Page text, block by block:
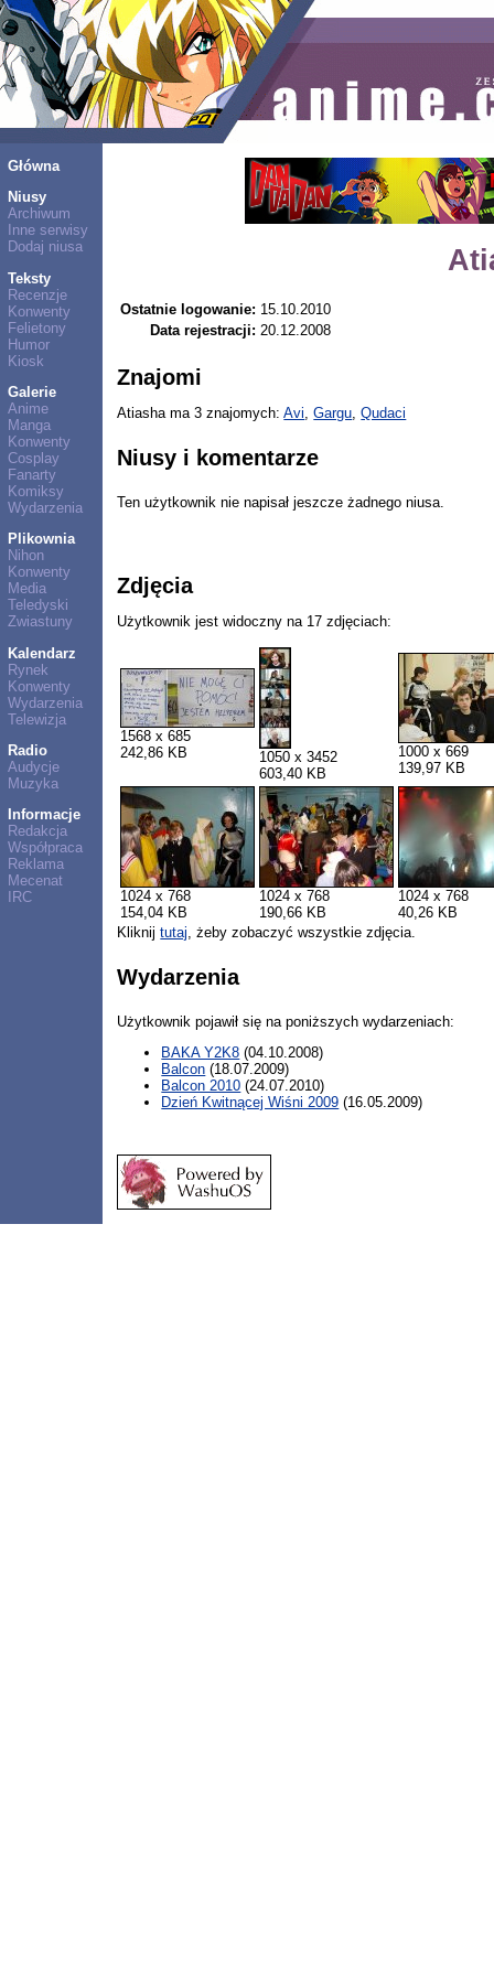
Główna
Niusy
Archiwum
Inne serwisy
Dodaj niusa
Teksty
Recenzje
Konwenty
Felietony
Humor
Kiosk
Galerie
Anime
Manga
Konwenty
Cosplay
Fanarty
Komiksy
Wydarzenia
Plikownia
Nihon
Konwenty
Media
Teledyski
Zwiastuny
Kalendarz
Rynek
Konwenty
Wydarzenia
Telewizja
Radio
Audycje
Muzyka
Informacje
Redakcja
Współpraca
Reklama
Mecenat
IRC
Ostatnie logowanie: 15.10.2010
Data rejestracji: 20.12.2008
Znajomi
Atiasha ma 3 znajomych:Avi,Gargu,Qudaci
Niusy i komentarze
Ten użytkownik nie napisał jeszcze żadnego niusa.
Zdjęcia
Użytkownik jest widoczny na 17 zdjęciach:
1568 x 685
242,86 KB
1050 x 3452
603,40 KB
1000 x 669
139,97 KB
1024 x 768
154,04 KB
1024 x 768
190,66 KB
1024 x 768
40,26 KB
Kliknijtutaj, żeby zobaczyć wszystkie zdjęcia.
Wydarzenia
Użytkownik pojawił się na poniższych wydarzeniach:
BAKA Y2K8 (04.10.2008)
Balcon (18.07.2009)
Balcon 2010 (24.07.2010)
Dzień Kwitnącej Wiśni 2009 (16.05.2009)